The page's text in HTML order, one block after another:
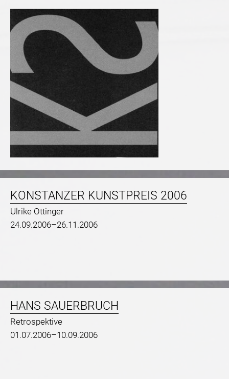
KONSTANZER KUNSTPREIS 2006
Ulrike Ottinger
24.09.2006–26.11.2006
HANS SAUERBRUCH
Retrospektive
01.07.2006–10.09.2006